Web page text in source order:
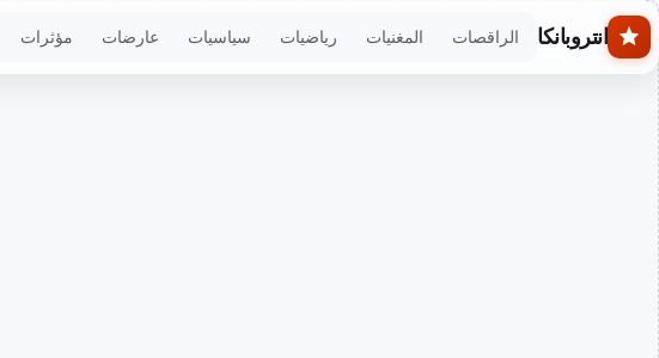
Skip to main content
انتروبانكا الراقصات المغنيات رياضيات سياسيات عارضات مؤثرات